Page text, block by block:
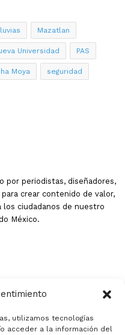
utilizamos tecnologías
acceder a la información del
Mazatlan
Universidad PAS
Moya seguridad
por periodistas, diseñadores,
crear contenido de valor,
los ciudadanos de nuestro
México.